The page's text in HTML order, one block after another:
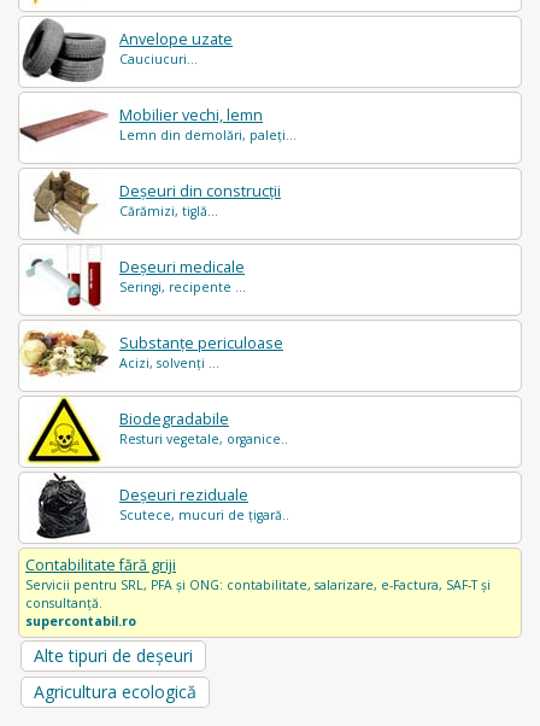
Anvelope uzate
Cauciucuri...
Mobilier vechi, lemn
Lemn din demolări, paleți...
Deșeuri din construcții
Cărămizi, tiglă...
Deșeuri medicale
Seringi, recipente ...
Substanțe periculoase
Acizi, solvenți ...
Biodegradabile
Resturi vegetale, organice..
Deșeuri reziduale
Scutece, mucuri de țigară..
Contabilitate fără griji
Servicii pentru SRL, PFA și ONG: contabilitate, salarizare, e-Factura, SAF-T și
consultanță.
supercontabil.ro
Alte tipuri de deșeuri
Agricultura ecologică